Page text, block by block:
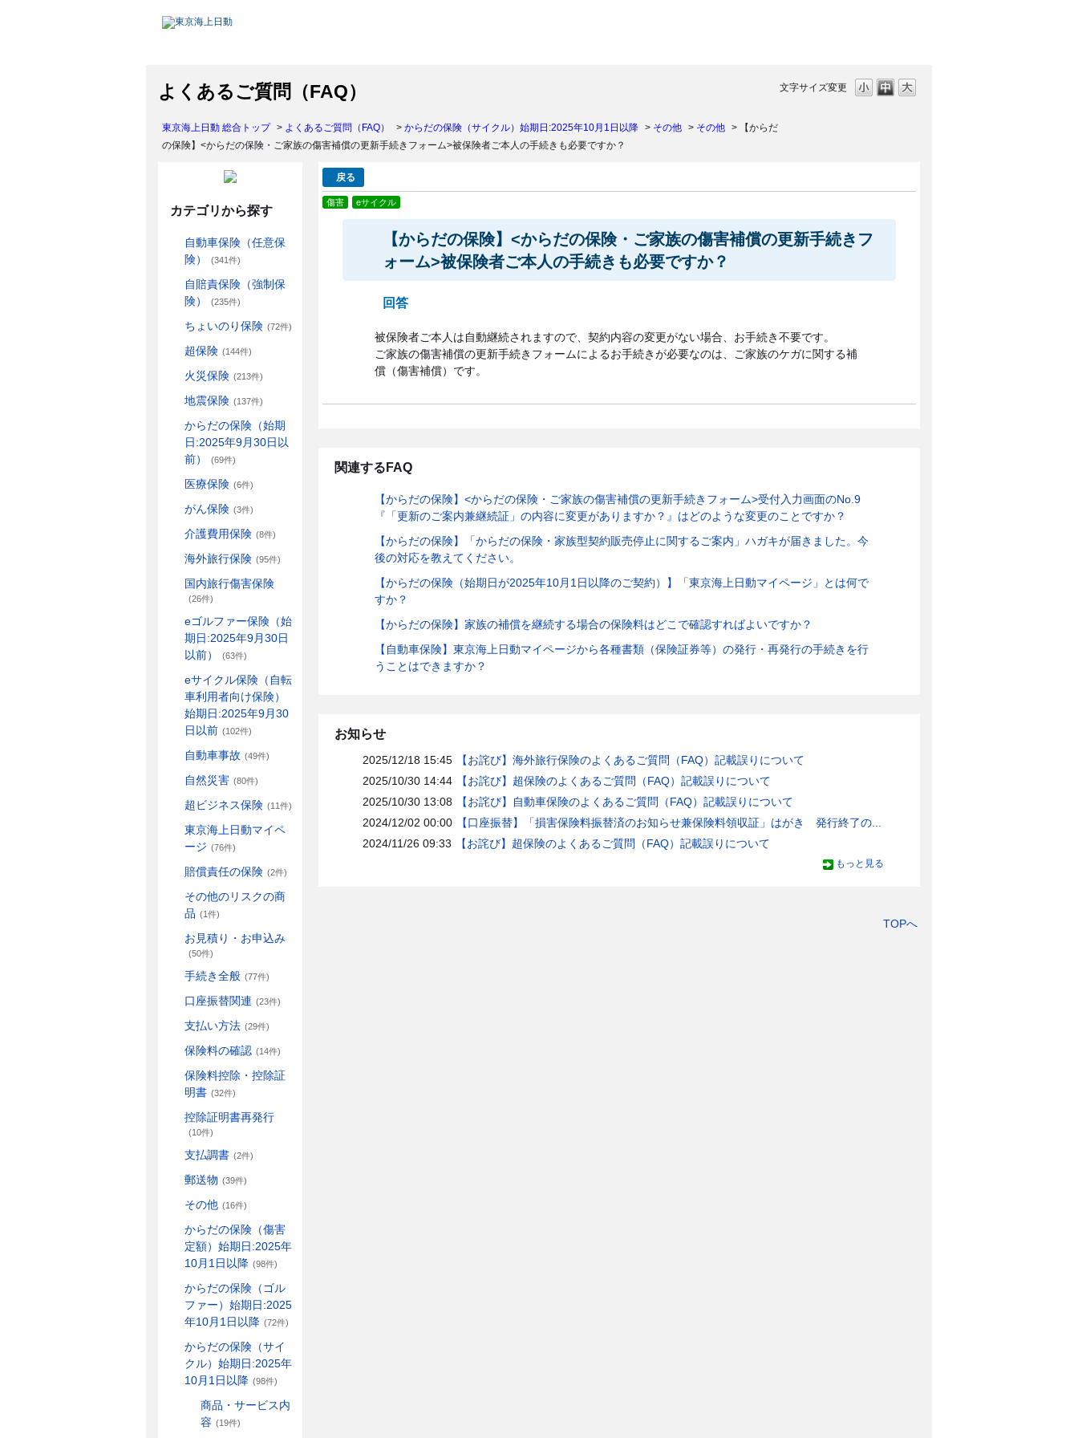
よくあるご質問（FAQ） 文字サイズ変更
東京海上日動 総合トップ > よくあるご質問（FAQ） > からだの保険（サイクル）始期日:2025年10月1日以降 > その他 > その他 >
【からだ
の保険】<からだの保険・ご家族の傷害補償の更新手続きフォーム>被保険者ご本人の手続きも必要ですか？
カテゴリから探す
自動車保険（任意保
険）
(341件)
自賠責保険（強制保
険）
(235件)
ちょいのり保険 (72件)
超保険 (144件)
火災保険 (213件)
地震保険 (137件)
からだの保険（始期
日:2025年9月30日以
前）
(69件)
医療保険 (6件)
がん保険 (3件)
介護費用保険 (8件)
海外旅行保険 (95件)
国内旅行傷害保険
(26件)
eゴルファー保険（始
期日:2025年9月30日
以前）
(63件)
eサイクル保険（自転
車利用者向け保険）
始期日:2025年9月30
日以前 (102件)
自動車事故 (49件)
自然災害 (80件)
超ビジネス保険 (11件)
東京海上日動マイペ
ージ (76件)
賠償責任の保険 (2件)
その他のリスクの商
品 (1件)
お見積り・お申込み
(50件)
手続き全般 (77件)
口座振替関連 (23件)
支払い方法 (29件)
保険料の確認 (14件)
保険料控除・控除証
明書 (32件)
控除証明書再発行
(10件)
支払調書 (2件)
郵送物 (39件)
その他 (16件)
からだの保険（傷害
定額）始期日:2025年
10月1日以降 (98件)
からだの保険（ゴル
ファー）始期日:2025
年10月1日以降 (72件)
からだの保険（サイ
クル）始期日:2025年
10月1日以降 (98件)
商品・サービス内
容 (19件)
戻る
傷害 eサイクル
【からだの保険】<からだの保険・ご家族の傷害補償の更新手続きフ
ォーム>被保険者ご本人の手続きも必要ですか？
回答
被保険者ご本人は自動継続されますので、契約内容の変更がない場合、お手続き不要です。
ご家族の傷害補償の更新手続きフォームによるお手続きが必要なのは、ご家族のケガに関する補
償（傷害補償）です。
関連するFAQ
【からだの保険】<からだの保険・ご家族の傷害補償の更新手続きフォーム>受付入力画面のNo.9
『「更新のご案内兼継続証」の内容に変更がありますか？』はどのような変更のことですか？
【からだの保険】「からだの保険・家族型契約販売停止に関するご案内」ハガキが届きました。今
後の対応を教えてください。
【からだの保険（始期日が2025年10月1日以降のご契約）】「東京海上日動マイページ」とは何で
すか？
【からだの保険】家族の補償を継続する場合の保険料はどこで確認すればよいですか？
【自動車保険】東京海上日動マイページから各種書類（保険証券等）の発行・再発行の手続きを行
うことはできますか？
お知らせ
2025/12/18 15:45
【お詫び】海外旅行保険のよくあるご質問（FAQ）記載誤りについて
2025/10/30 14:44
【お詫び】超保険のよくあるご質問（FAQ）記載誤りについて
2025/10/30 13:08
【お詫び】自動車保険のよくあるご質問（FAQ）記載誤りについて
2024/12/02 00:00
【口座振替】「損害保険料振替済のお知らせ兼保険料領収証」はがき 発行終了の...
2024/11/26 09:33
【お詫び】超保険のよくあるご質問（FAQ）記載誤りについて
もっと見る
TOPへ